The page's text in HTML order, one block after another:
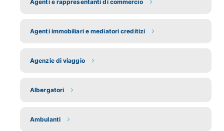
Agenti e rappresentanti di commercio
Agenti immobiliari e mediatori creditizi
Agenzie di viaggio
Albergatori
Ambulanti